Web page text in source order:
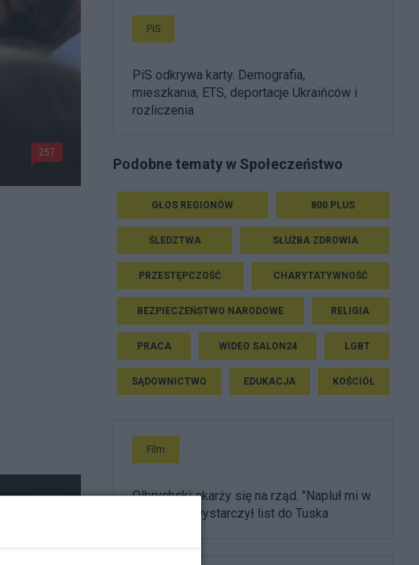
257
PiS
PiS odkrywa karty. Demografia,
mieszkania, ETS, deportacje Ukraińców i
rozliczenia
Podobne tematy w Społeczeństwo
GŁOS REGIONÓW 800 PLUS
ŚLEDZTWA SŁUŻBA ZDROWIA
PRZESTĘPCZOŚĆ CHARYTATYWNOŚĆ
BEZPIECZEŃSTWO NARODOWE RELIGIA
PRACA WIDEO SALON24 LGBT
SĄDOWNICTWO EDUKACJA KOŚCIÓŁ
Film
Olbrychski skarży się na rząd. "Napluł mi w
twarz", ale wystarczył list do Tuska